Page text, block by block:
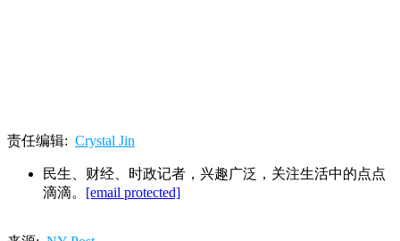
责任编辑: Crystal Jin
民生、财经、时政记者，兴趣广泛，关注生活中的点点
滴滴。 [email protected]